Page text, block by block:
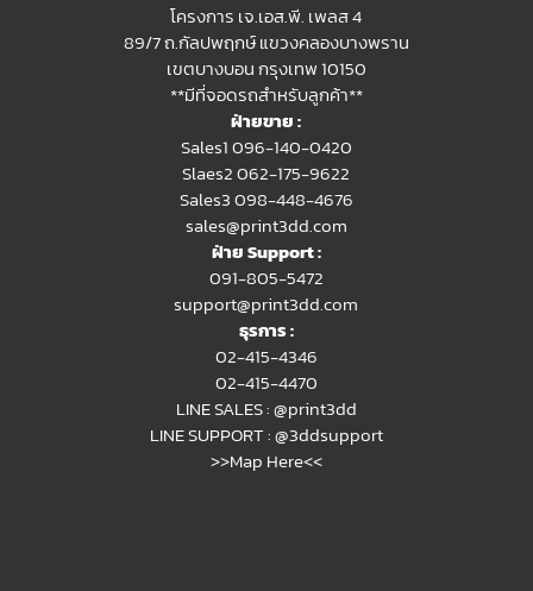
โครงการ เจ.เอส.พี. เพลส 4
89/7 ถ.กัลปพฤกษ์ แขวงคลองบางพราน
เขตบางบอน กรุงเทพ 10150
**มีที่จอดรถสำหรับลูกค้า**
ฝ่ายขาย :
Sales1 096-140-0420
Slaes2062-175-9622
Sales3 098-448-4676
sales@print3dd.com
ฝ่าย Support :
091-805-5472
support@print3dd.com
ธุรการ :
02-415-4346
02-415-4470
LINE SALES :@print3dd
LINE SUPPORT :@3ddsupport
>>Map Here<<